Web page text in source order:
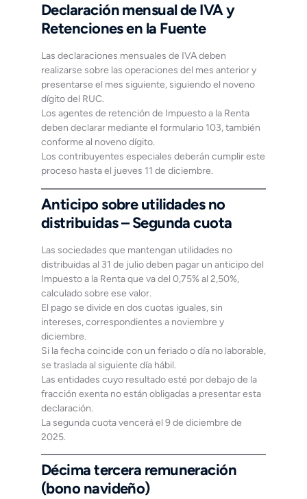
Declaración mensual de IVA y
Retenciones en la Fuente
Las declaraciones mensuales de IVA deben
realizarse sobre las operaciones del mes anterior y
presentarse el mes siguiente, siguiendo el noveno
dígito del RUC.
Los agentes de retención de Impuesto a la Renta
deben declarar mediante el formulario 103, también
conforme al noveno dígito.
Los contribuyentes especiales deberán cumplir este
proceso hasta el jueves 11 de diciembre.
Anticipo sobre utilidades no
distribuidas – Segunda cuota
Las sociedades que mantengan utilidades no
distribuidas al 31 de julio deben pagar un anticipo del
Impuesto a la Renta que va del 0,75% al 2,50%,
calculado sobre ese valor.
El pago se divide en dos cuotas iguales, sin
intereses, correspondientes a noviembre y
diciembre.
Si la fecha coincide con un feriado o día no laborable,
se traslada al siguiente día hábil.
Las entidades cuyo resultado esté por debajo de la
fracción exenta no están obligadas a presentar esta
declaración.
La segunda cuota vencerá el 9 de diciembre de
2025.
Décima tercera remuneración
(bono navideño)